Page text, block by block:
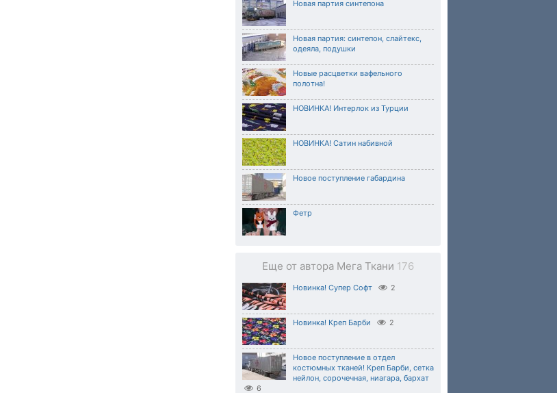
Новая партия синтепона
Новая партия: синтепон, слайтекс,
одеяла, подушки
Новые расцветки вафельного
полотна!
НОВИНКА! Интерлок из Турции
НОВИНКА! Сатин набивной
Новое поступление габардина
Фетр
Еще от автора Мега Ткани 176
Новинка! Супер Софт 2
Новинка! Креп Барби 2
Новое поступление в отдел
костюмных тканей! Креп Барби, сетка
нейлон, сорочечная, ниагара, бархат
6